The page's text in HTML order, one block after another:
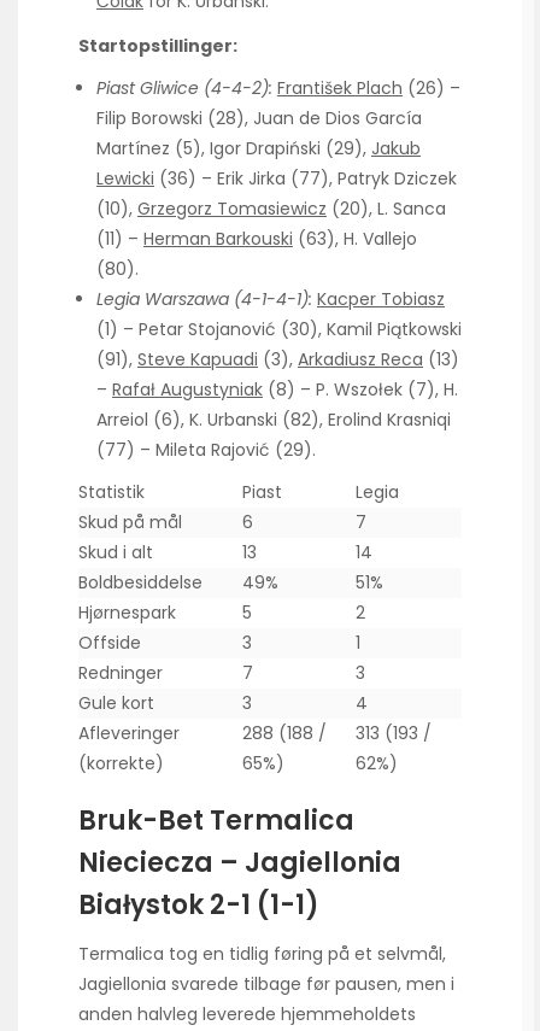
Startopstillinger:
Piast Gliwice (4-4-2): František Plach (26) –
Filip Borowski (28), Juan de Dios García
Martínez (5), Igor Drapiński (29), Jakub
Lewicki (36) – Erik Jirka (77), Patryk Dziczek
(10), Grzegorz Tomasiewicz (20), L. Sanca
(11) – Herman Barkouski (63), H. Vallejo
(80).
Legia Warszawa (4-1-4-1): Kacper Tobiasz
(1) – Petar Stojanović (30), Kamil Piątkowski
(91), Steve Kapuadi (3), Arkadiusz Reca (13)
– Rafał Augustyniak (8) – P. Wszołek (7), H.
Arreiol (6), K. Urbanski (82), Erolind Krasniqi
(77) – Mileta Rajović (29).
Statistik
Piast
Legia
Skud på mål
6
7
Skud i alt
13
14
Boldbesiddelse
49%
51%
Hjørnespark
5
2
Offside
3
1
Redninger
7
3
Gule kort
3
4
Afleveringer
(korrekte)
288 (188 /
65%)
313 (193 /
62%)
Bruk-Bet Termalica
Nieciecza – Jagiellonia
Białystok 2-1 (1-1)
Termalica tog en tidlig føring på et selvmål,
Jagiellonia svarede tilbage før pausen, men i
anden halvleg leverede hjemmeholdets